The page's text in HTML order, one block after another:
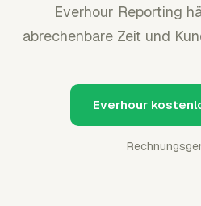
Everhour Reporting
abrechenbare Zeit und
Everhour